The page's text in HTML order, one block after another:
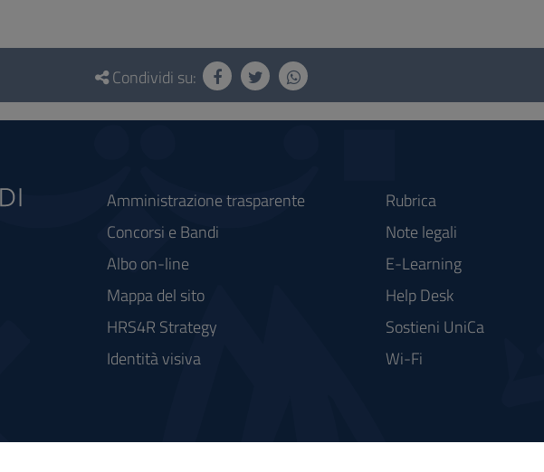
Condividi su:
Amministrazione trasparente
Concorsi e Bandi
Albo on-line
Mappa del sito
HRS4R Strategy
Identità visiva
Rubrica
Note legali
E-Learning
Help Desk
Sostieni UniCa
Wi-Fi